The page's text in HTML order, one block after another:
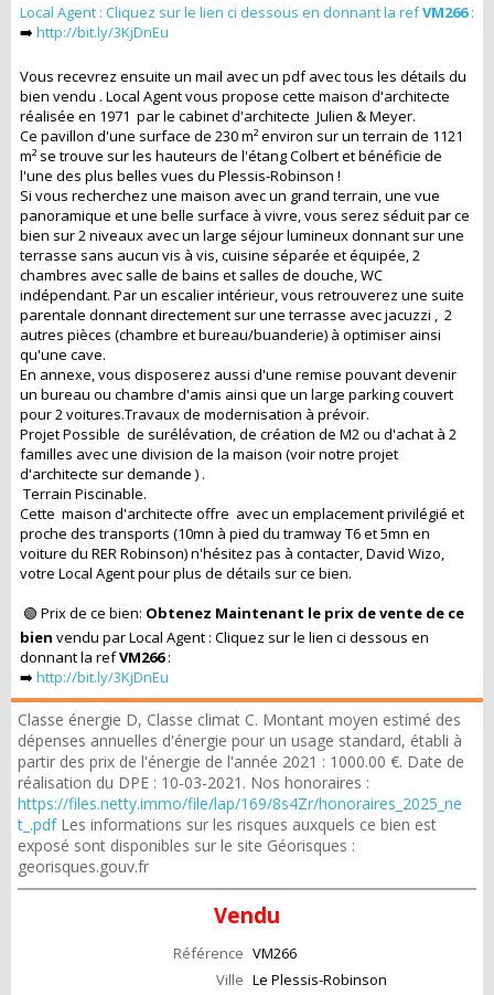
Local Agent : Cliquez sur le lien ci dessous en donnant la refVM266:
➡️ http://bit.ly/3KjDnEu
Vous recevrez ensuite un mail avec un pdf avec tous les détails du
bien vendu . Local Agent vous propose cette maison d'architecte
réalisée en 1971 par le cabinet d'architecte Julien & Meyer.
Ce pavillon d'une surface de 230 m² environ sur un terrain de 1121
m² se trouve sur les hauteurs de l'étang Colbert et bénéficie de
l'une des plus belles vues du Plessis-Robinson !
Si vous recherchez une maison avec un grand terrain, une vue
panoramique et une belle surface à vivre, vous serez séduit par ce
bien sur 2 niveaux avec un large séjour lumineux donnant sur une
terrasse sans aucun vis à vis, cuisine séparée et équipée, 2
chambres avec salle de bains et salles de douche, WC
indépendant. Par un escalier intérieur, vous retrouverez une suite
parentale donnant directement sur une terrasse avec jacuzzi , 2
autres pièces (chambre et bureau/buanderie) à optimiser ainsi
qu'une cave.
En annexe, vous disposerez aussi d'une remise pouvant devenir
un bureau ou chambre d'amis ainsi que un large parking couvert
pour 2 voitures.Travaux de modernisation à prévoir.
Projet Possible de surélévation, de création de M2 ou d'achat à 2
familles avec une division de la maison (voir notre projet
d'architecte sur demande ) .
Terrain Piscinable.
Cette maison d'architecte offre avec un emplacement privilégié et
proche des transports (10mn à pied du tramway T6 et 5mn en
voiture du RER Robinson) n'hésitez pas à contacter, David Wizo,
votre Local Agent pour plus de détails sur ce bien.
🟢 Prix de ce bien: Obtenez Maintenant le prix de vente de ce
bien vendu par Local Agent : Cliquez sur le lien ci dessous en
donnant la refVM266:
➡️ http://bit.ly/3KjDnEu
Classe énergie D, Classe climat C. Montant moyen estimé des
dépenses annuelles d'énergie pour un usage standard, établi à
partir des prix de l'énergie de l'année 2021 : 1000.00 €. Date de
réalisation du DPE : 10-03-2021. Nos honoraires :
https://files.netty.immo/file/lap/169/8s4Zr/honoraires_2025_ne
t_.pdfLes informations sur les risques auxquels ce bien est
exposé sont disponibles sur le site Géorisques :
georisques.gouv.fr
Vendu
Référence VM266
Ville Le Plessis-Robinson